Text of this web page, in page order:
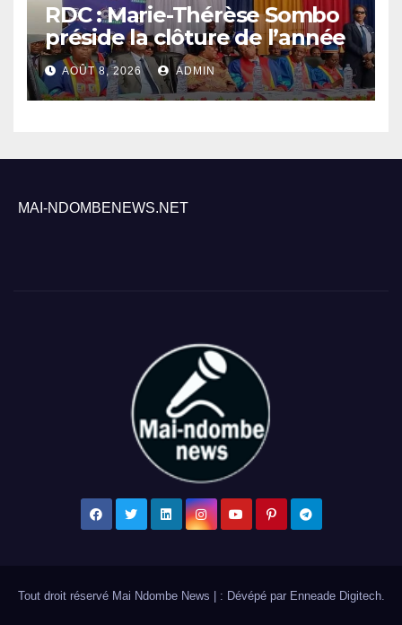
RDC : Marie-Thérèse Sombo
préside la clôture de l’année
académique 2025-2026 à
l’UNIKIN
AOÛT 8, 2026 ADMIN
MAI-NDOMBENEWS.NET
Tout droit réservé Mai Ndombe News | : Dévépé par Enneade Digitech.